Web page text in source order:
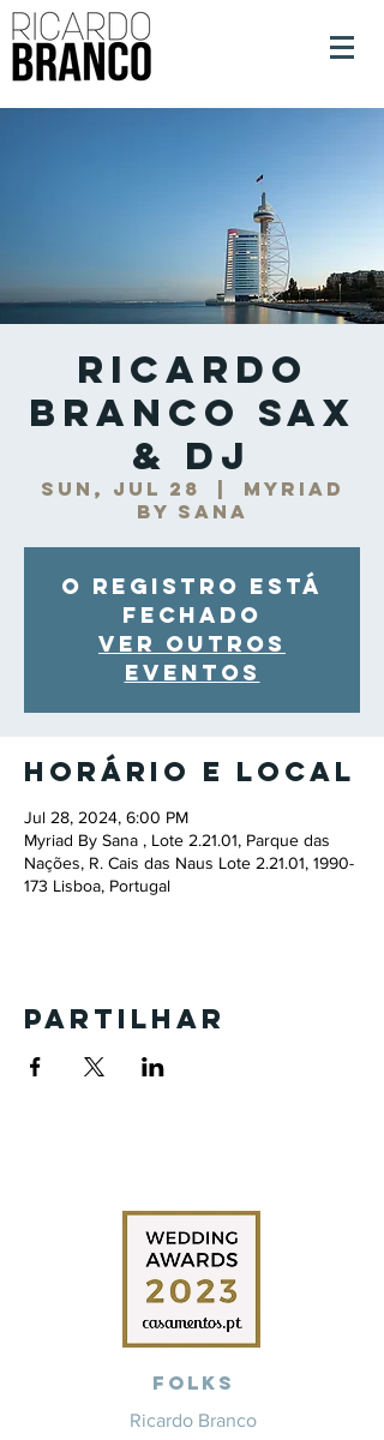
Ricardo
Branco Sax
& DJ
Sun, Jul 28
Myriad
By Sana
O registro está
fechado
Ver outros
eventos
Horário e local
Jul 28, 2024, 6:00 PM
Myriad By Sana , Lote 2.21.01, Parque das
Nações, R. Cais das Naus Lote 2.21.01, 1990-
173 Lisboa, Portugal
Partilhar
Folks
Ricardo Branco